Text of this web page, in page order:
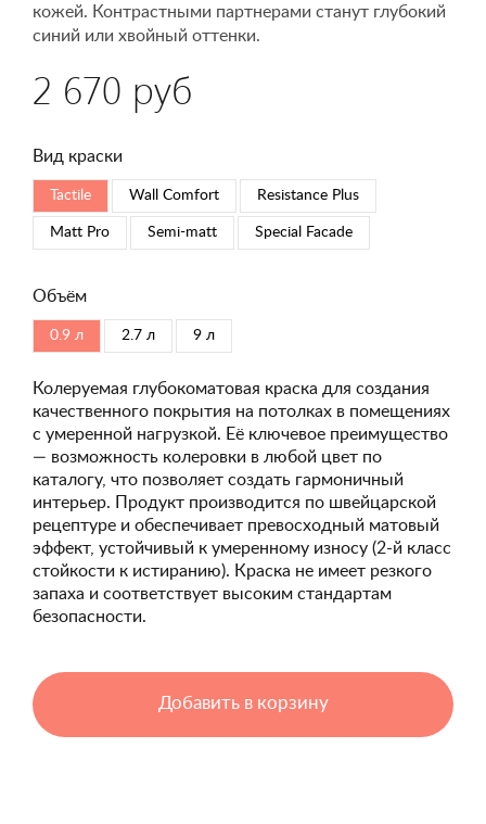
кожей. Контрастными партнерами станут глубокий
синий или хвойный оттенки.
2 670 руб
Вид краски
Tactile Wall Comfort Resistance Plus
Matt Pro Semi-matt Special Faсade
Объём
0.9 л 2.7 л 9 л
Колеруемая глубокоматовая краска для создания
качественного покрытия на потолках в помещениях
с умеренной нагрузкой. Её ключевое преимущество
— возможность колеровки в любой цвет по
каталогу, что позволяет создать гармоничный
интерьер. Продукт производится по швейцарской
рецептуре и обеспечивает превосходный матовый
эффект, устойчивый к умеренному износу (2-й класс
стойкости к истиранию). Краска не имеет резкого
запаха и соответствует высоким стандартам
безопасности.
Добавить в корзину